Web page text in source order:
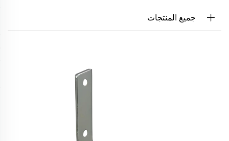
جميع المنتجات